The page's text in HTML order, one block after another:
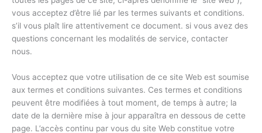
vous acceptez d’être lié par les termes suivants et conditions.
s’il vous plaît lire attentivement ce document. si vous avez des
questions concernant les modalités de service, contacter
nous.
Vous acceptez que votre utilisation de ce site Web est soumise
aux termes et conditions suivantes. Ces termes et conditions
peuvent être modifiées à tout moment, de temps à autre; la
date de la dernière mise à jour apparaîtra en dessous de cette
page. L’accès continu par vous du site Web constitue votre